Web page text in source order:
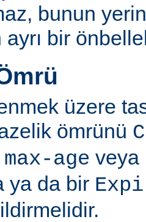
bunun
ayrı bir
üzere
ömrünü
max-age veya
ya da bir